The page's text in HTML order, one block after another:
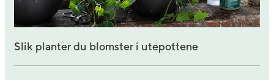
Slik planter du blomster i utepottene